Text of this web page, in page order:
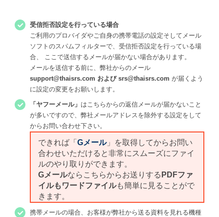
受信拒否設定を行っている場合
ご利用のプロバイダやご自身の携帯電話の設定そしてメール
ソフトのスパムフィルターで、受信拒否設定を行っている場
合、 ここで送信するメールが届かない場合があります。
メールを送信する前に、弊社からのメール
support@thaisrs.com および srs@thaisrs.com が届くよう
に設定の変更をお願いします。
「ヤフーメール」 はこちらからの返信メールが届かないこと
が多いですので、弊社メールアドレスを除外する設定をして
からお問い合わせ下さい。
できれば「Gメール」を取得してからお問い
合わせいただけると非常にスムーズにファイ
ルのやり取りができます。
Gメールならこちらからお送りする PDFファ
イルもワードファイルも簡単に見ることがで
きます。
携帯メールの場合、お客様が弊社から送る資料を見れる機種